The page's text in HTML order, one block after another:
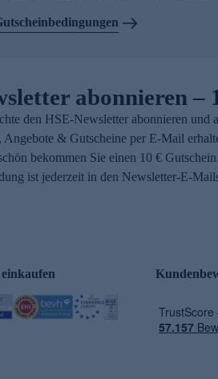
abonnieren –
den HSE-Newsletter abonnieren und
Angebote & Gutscheine per E-Mail
bekommen Sie einen 10 €
ist jederzeit in den Newsletter-E-